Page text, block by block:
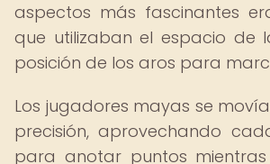
aspectos más fascinantes
que utilizaban el espacio de
posición de los aros para
Los jugadores mayas se
precisión, aprovechando
para anotar puntos